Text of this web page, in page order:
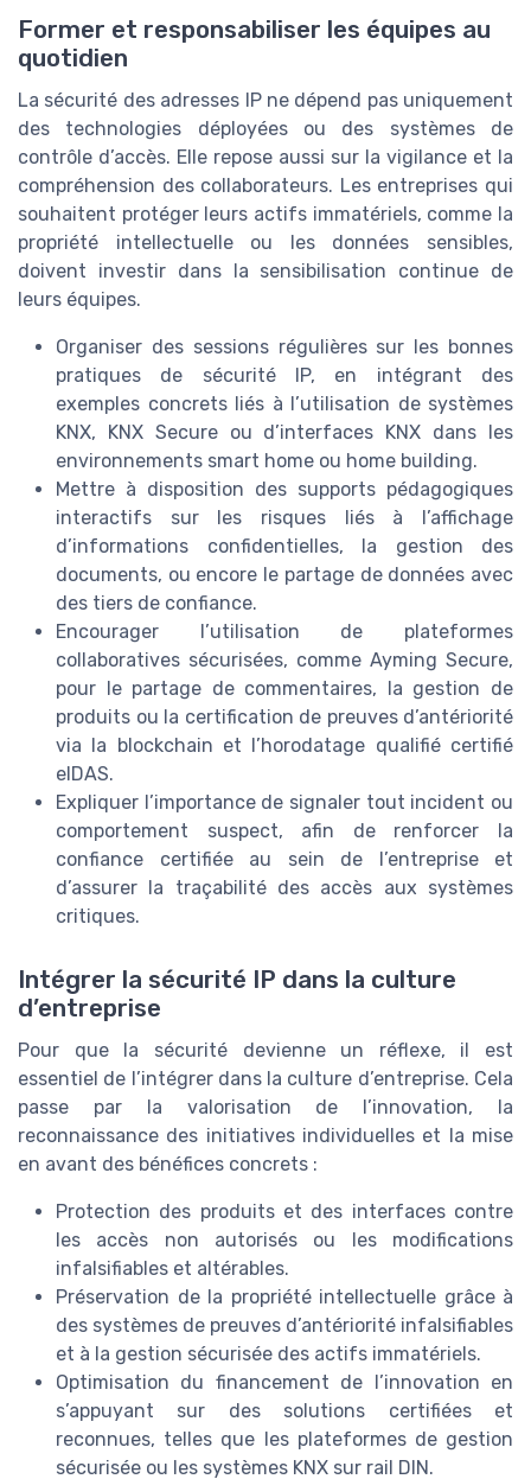
Former et responsabiliser les équipes au
quotidien
La sécurité des adresses IP ne dépend pas uniquement
des technologies déployées ou des systèmes de
contrôle d’accès. Elle repose aussi sur la vigilance et la
compréhension des collaborateurs. Les entreprises qui
souhaitent protéger leurs actifs immatériels, comme la
propriété intellectuelle ou les données sensibles,
doivent investir dans la sensibilisation continue de
leurs équipes.
Organiser des sessions régulières sur les bonnes
pratiques de sécurité IP, en intégrant des
exemples concrets liés à l’utilisation de systèmes
KNX, KNX Secure ou d’interfaces KNX dans les
environnements smart home ou home building.
Mettre à disposition des supports pédagogiques
interactifs sur les risques liés à l’affichage
d’informations confidentielles, la gestion des
documents, ou encore le partage de données avec
des tiers de confiance.
Encourager l’utilisation de plateformes
collaboratives sécurisées, comme Ayming Secure,
pour le partage de commentaires, la gestion de
produits ou la certification de preuves d’antériorité
via la blockchain et l’horodatage qualifié certifié
eIDAS.
Expliquer l’importance de signaler tout incident ou
comportement suspect, afin de renforcer la
confiance certifiée au sein de l’entreprise et
d’assurer la traçabilité des accès aux systèmes
critiques.
Intégrer la sécurité IP dans la culture
d’entreprise
Pour que la sécurité devienne un réflexe, il est
essentiel de l’intégrer dans la culture d’entreprise. Cela
passe par la valorisation de l’innovation, la
reconnaissance des initiatives individuelles et la mise
en avant des bénéfices concrets :
Protection des produits et des interfaces contre
les accès non autorisés ou les modifications
infalsifiables et altérables.
Préservation de la propriété intellectuelle grâce à
des systèmes de preuves d’antériorité infalsifiables
et à la gestion sécurisée des actifs immatériels.
Optimisation du financement de l’innovation en
s’appuyant sur des solutions certifiées et
reconnues, telles que les plateformes de gestion
sécurisée ou les systèmes KNX sur rail DIN.